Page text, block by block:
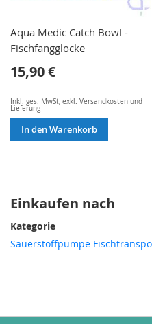
Aqua Medic Catch Bowl -
Fischfangglocke
15,90 €
Inkl. ges. MwSt, exkl. Versandkosten und
Lieferung
In den Warenkorb
Einkaufen nach
Kategorie
Sauerstoffpumpe